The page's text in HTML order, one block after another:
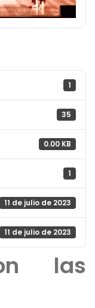
1
35
0.00 KB
1
11 de julio de 2023
11 de julio de 2023
las